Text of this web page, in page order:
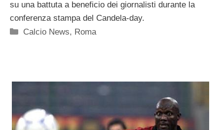
su una battuta a beneficio dei giornalisti durante la
conferenza stampa del Candela-day.
Categorie
Calcio News, Roma